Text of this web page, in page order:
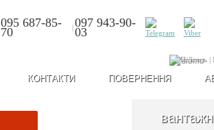
095 687-85-
70 | 097 943-90-
03
Увійти
КОНТАКТИ ПОВЕРНЕННЯ